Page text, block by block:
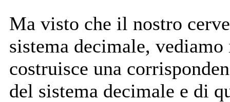
Ma visto che il nostro
sistema decimale,
costruisce una
del sistema decimale e di